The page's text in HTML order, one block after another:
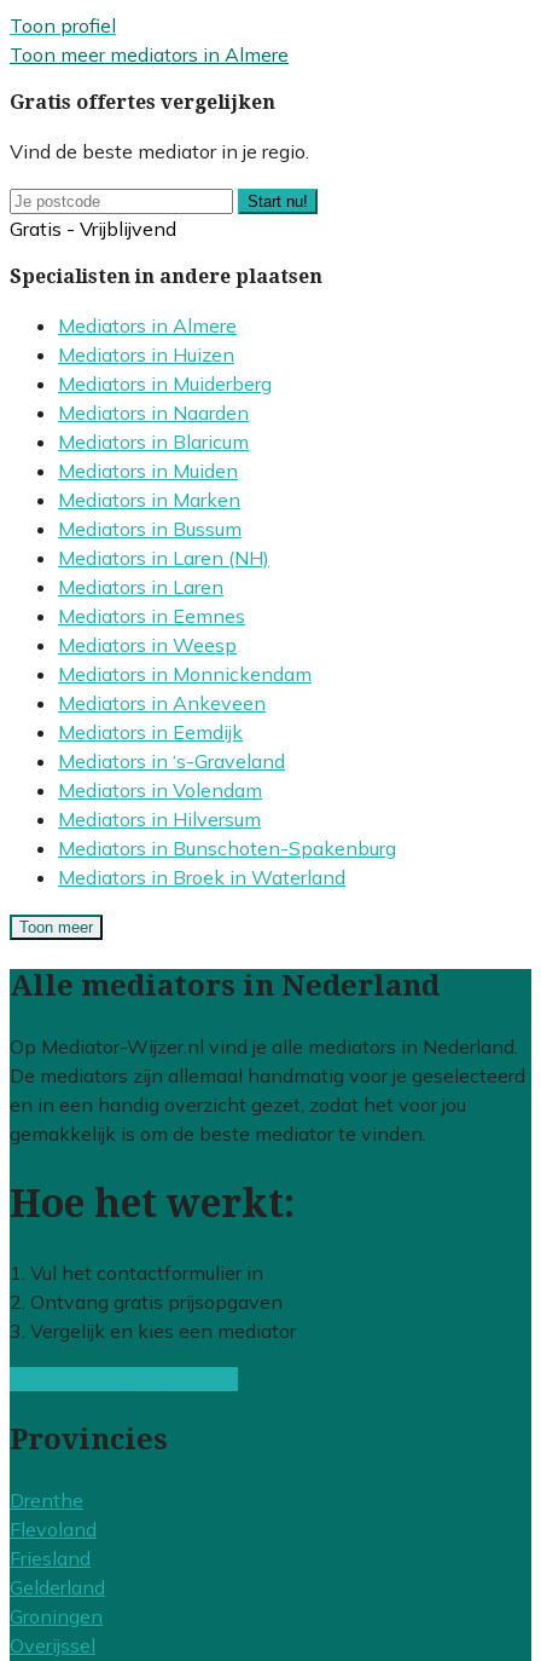
Toon profiel
Toon meer mediators in Almere
Gratis offertes vergelijken
Vind de beste mediator in je regio.
Start nu!
Gratis - Vrijblijvend
Specialisten in andere plaatsen
Mediators in Almere
Mediators in Huizen
Mediators in Muiderberg
Mediators in Naarden
Mediators in Blaricum
Mediators in Muiden
Mediators in Marken
Mediators in Bussum
Mediators in Laren (NH)
Mediators in Laren
Mediators in Eemnes
Mediators in Weesp
Mediators in Monnickendam
Mediators in Ankeveen
Mediators in Eemdijk
Mediators in ‘s-Graveland
Mediators in Volendam
Mediators in Hilversum
Mediators in Bunschoten-Spakenburg
Mediators in Broek in Waterland
Toon meer
Alle mediators in Nederland
Op Mediator-Wijzer.nl vind je alle mediators in Nederland.
De mediators zijn allemaal handmatig voor je geselecteerd
en in een handig overzicht gezet, zodat het voor jou
gemakkelijk is om de beste mediator te vinden.
Hoe het werkt:
1. Vul het contactformulier in
2. Ontvang gratis prijsopgaven
3. Vergelijk en kies een mediator
Provincies
Drenthe
Flevoland
Friesland
Gelderland
Groningen
Overijssel